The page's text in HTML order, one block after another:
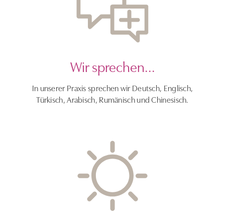
Wir sprechen...
In unserer Praxis sprechen wir Deutsch, Englisch,
Türkisch, Arabisch, Rumänisch und Chinesisch.